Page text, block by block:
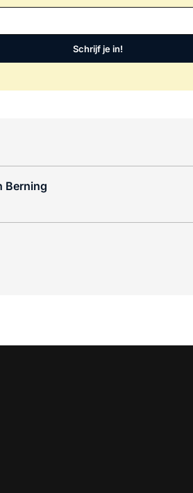
Schrijf je in!
Berning